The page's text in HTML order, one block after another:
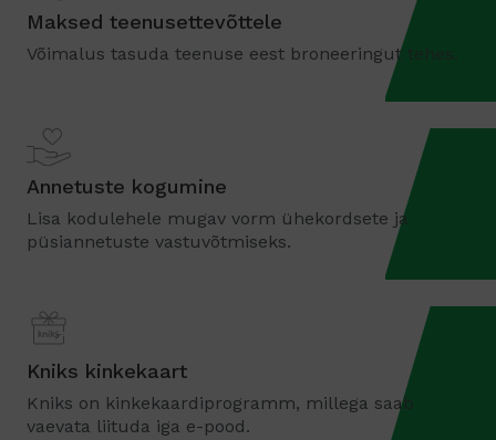
Maksed teenusettevõttele
Võimalus tasuda teenuse eest broneeringut tehes.
Annetuste kogumine
Lisa kodulehele mugav vorm ühekordsete ja
püsiannetuste vastuvõtmiseks.
Kniks kinkekaart
Kniks on kinkekaardiprogramm, millega saab
vaevata liituda iga e-pood.